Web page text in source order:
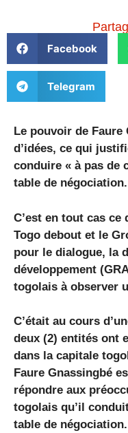
Facebook
Telegram
Le pouvoir de
d’idées, ce qui
conduire « à pas de
table de négociation.
C’est en tout cas
Togo debout et le
pour le dialogue, la
développement
togolais à observer
C’était au cours
deux (2) entités ont
dans la capitale
Faure Gnassingbé
répondre aux
togolais qu’il
table de négociation.